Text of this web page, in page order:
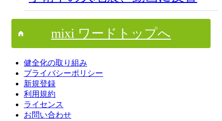
mixi ワードトップへ
健全化の取り組み
プライバシーポリシー
新規登録
利用規約
ライセンス
お問い合わせ